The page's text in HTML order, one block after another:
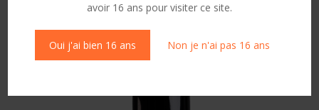
avoir 16 ans pour visiter ce site.
Oui j'ai bien 16 ans Non je n'ai pas 16 ans